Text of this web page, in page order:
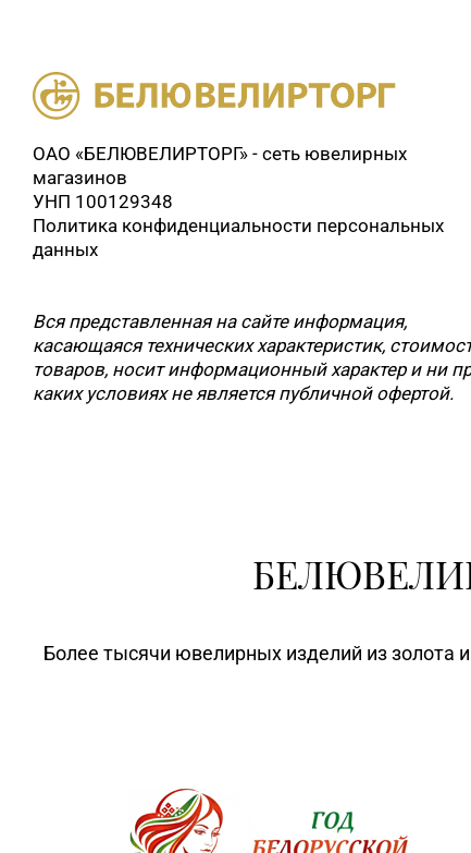
ОАО «БЕЛЮВЕЛИРТОРГ» - сеть ювелирных
магазинов
УНП 100129348
Политика конфиденциальности персональных
данных
Вся представленная на сайте информация,
касающаяся технических характеристик,
товаров, носит информационный характер и ни
каких условиях не является публичной офертой.
Более тысячи ювелирных изделий из золота